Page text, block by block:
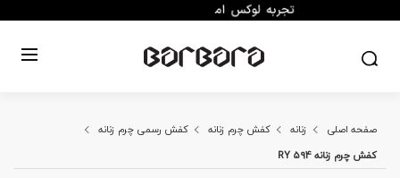
صفحه اصلی زنانه کفش چرم زنانه
کفش رسمی چرم زنانه
کفش چرم زنانه RY 594